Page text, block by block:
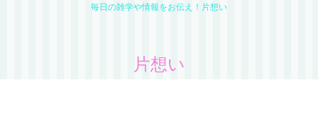
毎日の雑学や情報をお伝え！片想い
片想い